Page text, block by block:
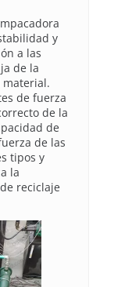
y
a las
de la
material.
de fuerza
de la
de
de las
tipos y
la
reciclaje